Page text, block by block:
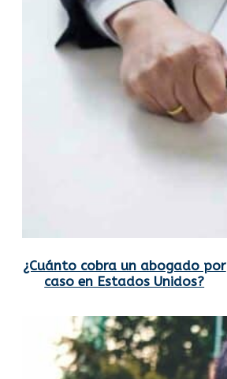
¿Cuánto cobra un abogado por
caso en Estados Unidos?